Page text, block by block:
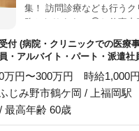
業は月10時間程度と少なく
仕事とプライベートを両立しや
のための時間をしっかり確
する方にとって非常に魅力的
集！ 訪問診療なども行うク
務となります。 ◯お仕事内
ー通勤OK！（無料駐車場
完備 正社員及びアルバイト
です。 医療事務・介護事務
ど、 今までのご経験を活か
ませんか？ ご応募お待ちし
付 (病院・クリニックでの医療
・アルバイト・パート・派遣社
万円〜300万円 時給1,000
じみ野市鶴ケ岡 / 上福岡駅
最高年齢 60歳